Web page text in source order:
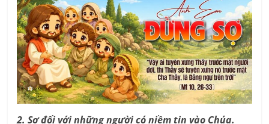
2. Sợ đối với những người có niềm tin vào Chúa.